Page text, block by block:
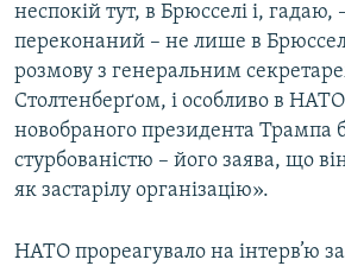
неспокій тут, в Брюсселі і, гадаю,
переконаний – не лише в
розмову з генеральним
Столтенберґом, і особливо в
новобраного президента Трампа
стурбованістю – його заява, що
як застарілу організацію».
НАТО прореагувало на інтерв’ю